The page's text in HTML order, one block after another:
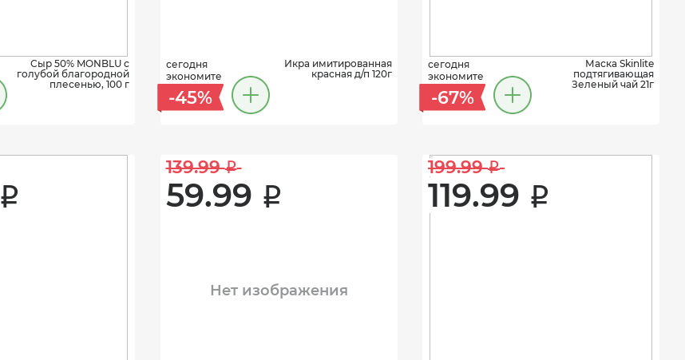
Сыр 50% MONBLU с
голубой благородной
плесенью, 100 г
сегодня
экономите
-45%
Икра имитированная
красная д/п 120г
сегодня
экономите
-67%
Маска Skinlite
подтягивающая
Зеленый чай 21г
i
139.99 i
59.99 i
Нет изображения
199.99 i
119.99 i